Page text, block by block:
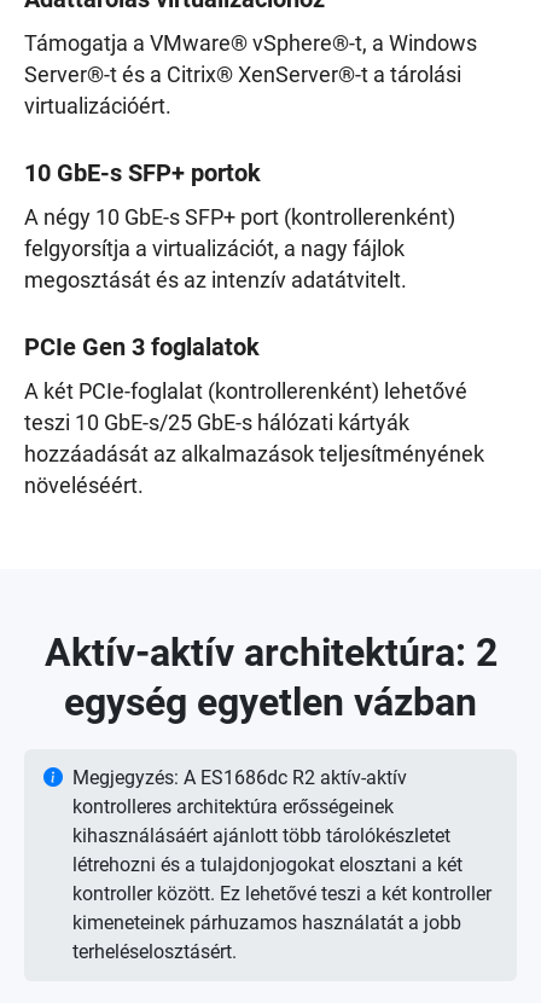
Támogatja a VMware® vSphere®-t, a Windows
Server®-t és a Citrix® XenServer®-t a tárolási
virtualizációért.
10 GbE-s SFP+ portok
A négy 10 GbE-s SFP+ port (kontrollerenként)
felgyorsítja a virtualizációt, a nagy fájlok
megosztását és az intenzív adatátvitelt.
PCIe Gen 3 foglalatok
A két PCIe-foglalat (kontrollerenként) lehetővé
teszi 10 GbE-s/25 GbE-s hálózati kártyák
hozzáadását az alkalmazások teljesítményének
növeléséért.
Aktív-aktív architektúra: 2
egység egyetlen vázban
Megjegyzés: A ES1686dc R2 aktív-aktív
kontrolleres architektúra erősségeinek
kihasználásáért ajánlott több tárolókészletet
létrehozni és a tulajdonjogokat elosztani a két
kontroller között. Ez lehetővé teszi a két kontroller
kimeneteinek párhuzamos használatát a jobb
terheléselosztásért.